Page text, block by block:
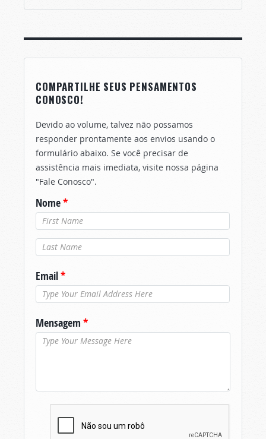
COMPARTILHE SEUS PENSAMENTOS
CONOSCO!
Devido ao volume, talvez não possamos
responder prontamente aos envios usando o
formulário abaixo. Se você precisar de
assistência mais imediata, visite nossa página
"Fale Conosco".
Nome*
Último nome
*
Email*
Mensagem *